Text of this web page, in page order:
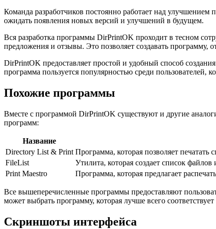
Команда разработчиков постоянно работает над
ожидать появления новых версий и улучшений в будущем.
Вся разработка программы DirPrintOK проходит в тесном
предложения и отзывы. Это позволяет создавать
DirPrintOK предоставляет простой и удобный способ
программа пользуется популярностью среди
Похожие программы
Вместе с программой DirPrintOK существуют и другие
программ:
Название
Directory List & Print Программа, которая позволяет
FileList
Утилита, которая создает список
Print Maestro
Программа, которая предлагает
Все вышеперечисленные программы предоставляют
может выбрать программу, которая лучше всего
Скриншоты интерфейса